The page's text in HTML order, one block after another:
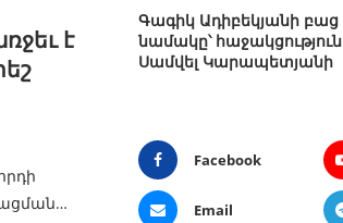
է
Գագիկ Ադիբեկյանի բաց
նամակը՝ հաջակցություն
Սամվել Կարապետյանի
Facebook
Email